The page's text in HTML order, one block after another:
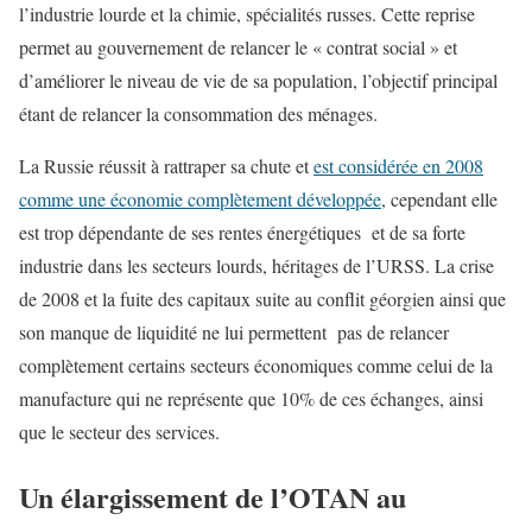
l’industrie lourde et la chimie, spécialités russes. Cette reprise
permet au gouvernement de relancer le « contrat social » et
d’améliorer le niveau de vie de sa population, l’objectif principal
étant de relancer la consommation des ménages.
La Russie réussit à rattraper sa chute etest considérée en 2008
comme une économie complètement développée, cependant elle
est trop dépendante de ses rentes énergétiques et de sa forte
industrie dans les secteurs lourds, héritages de l’URSS. La crise
de 2008 et la fuite des capitaux suite au conflit géorgien ainsi que
son manque de liquidité ne lui permettent pas de relancer
complètement certains secteurs économiques comme celui de la
manufacture qui ne représente que 10% de ces échanges, ainsi
que le secteur des services.
Un élargissement de l’OTAN au